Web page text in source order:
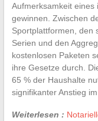
Aufmerksamkeit eines
gewinnen. Zwischen
Sportplattformen, den
Serien und den
kostenlosen Paketen
ihre Gesetze durch.
65 % der Haushalte
signifikanter Anstieg
Weiterlesen :